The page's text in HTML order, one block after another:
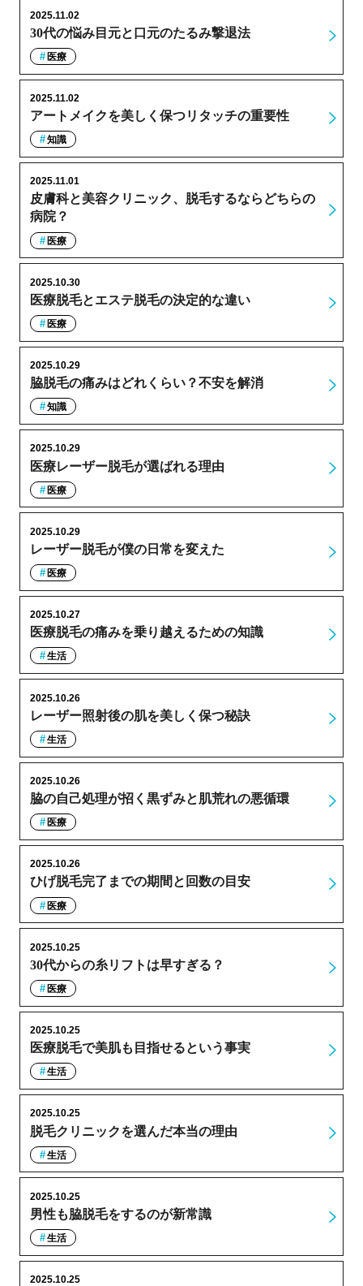
30代の悩み目元と口元のたるみ撃退法
2025.11.02
医療
アートメイクを美しく保つリタッチの重要性
2025.11.02
知識
皮膚科と美容クリニック、脱毛するならどちらの
病院？
2025.11.01
医療
医療脱毛とエステ脱毛の決定的な違い
2025.10.30
医療
脇脱毛の痛みはどれくらい？不安を解消
2025.10.29
知識
医療レーザー脱毛が選ばれる理由
2025.10.29
医療
レーザー脱毛が僕の日常を変えた
2025.10.29
医療
医療脱毛の痛みを乗り越えるための知識
2025.10.27
生活
レーザー照射後の肌を美しく保つ秘訣
2025.10.26
生活
脇の自己処理が招く黒ずみと肌荒れの悪循環
2025.10.26
医療
ひげ脱毛完了までの期間と回数の目安
2025.10.26
医療
30代からの糸リフトは早すぎる？
2025.10.25
医療
医療脱毛で美肌も目指せるという事実
2025.10.25
生活
脱毛クリニックを選んだ本当の理由
2025.10.25
生活
男性も脇脱毛をするのが新常識
2025.10.25
生活
2025.10.25